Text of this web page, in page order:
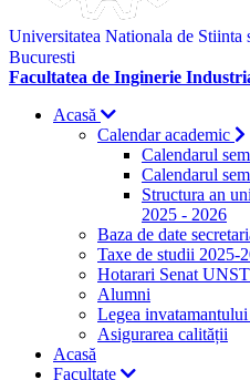
Universitatea Nationala de Stiinta
Bucuresti
Facultatea de Inginerie
Acasă
Calendar academic
Calendarul
Calendarul
Structura an
2025 - 2026
Baza de date
Taxe de studii 2025-
Hotarari Senat
Alumni
Legea
Asigurarea calității
Acasă
Facultate